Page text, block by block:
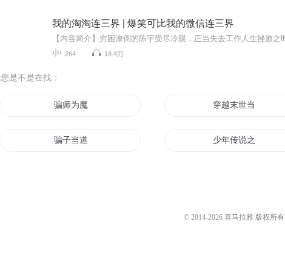
我的淘淘连三界 | 爆笑可比我的微信连三界
264 18.4万
您是不是在找：
骗师为魔 穿越末世当骗子
骗子当道 少年传说之骗师
© 2014-2026 喜马拉雅 版权所有